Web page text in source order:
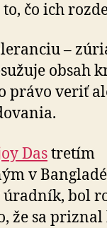
čo ich
–
obsah
právo veriť
Dastretím
v
úradník, bol
že sa